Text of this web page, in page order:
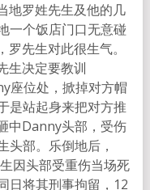
地罗姓先生及他的几
一个饭店门口无意碰
先生对此很生气。
生决定要教训
座位处，掀掉对方帽
是站起身来把对方推
中Danny头部，受伤
头部。乐倒地后，
因头部受重伤当场死
日将其刑事拘留，12